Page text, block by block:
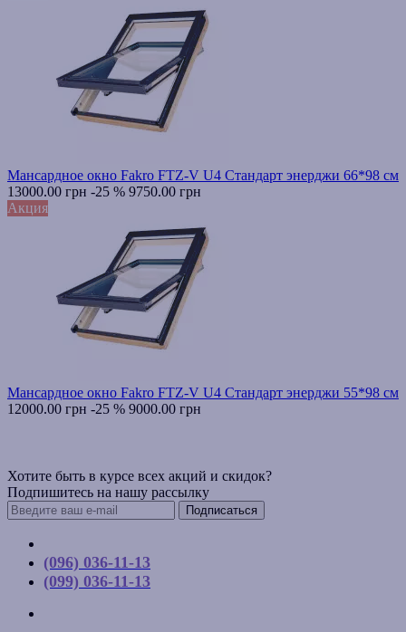
Мансардное окно Fakro FTZ-V U4 Стандарт энерджи 66*98 см
13000.00 грн -25 % 9750.00 грн
Акция
Мансардное окно Fakro FTZ-V U4 Стандарт энерджи 55*98 см
12000.00 грн -25 % 9000.00 грн
Хотите быть в курсе всех акций и скидок?
Подпишитесь на нашу рассылку
Подписаться
(096) 036-11-13
(099) 036-11-13